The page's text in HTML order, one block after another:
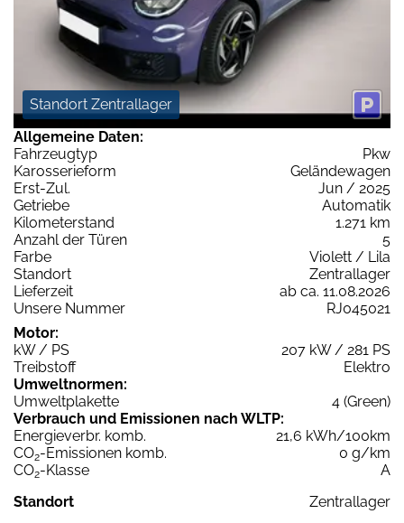
Standort Zentrallager
Allgemeine Daten:
Fahrzeugtyp
Pkw
Karosserieform
Geländewagen
Erst-Zul.
Jun / 2025
Getriebe
Automatik
Kilometerstand
1.271 km
Anzahl der Türen
5
Farbe
Violett / Lila
Standort
Zentrallager
Lieferzeit
ab ca. 11.08.2026
Unsere Nummer
RJ045021
Motor:
kW / PS
207 kW / 281 PS
Treibstoff
Elektro
Umweltnormen:
Umweltplakette
4 (Green)
Verbrauch und Emissionen nach WLTP:
Energieverbr. komb.
21,6 kWh/100km
CO2-Emissionen komb.
0 g/km
CO2-Klasse
A
Standort
Zentrallager